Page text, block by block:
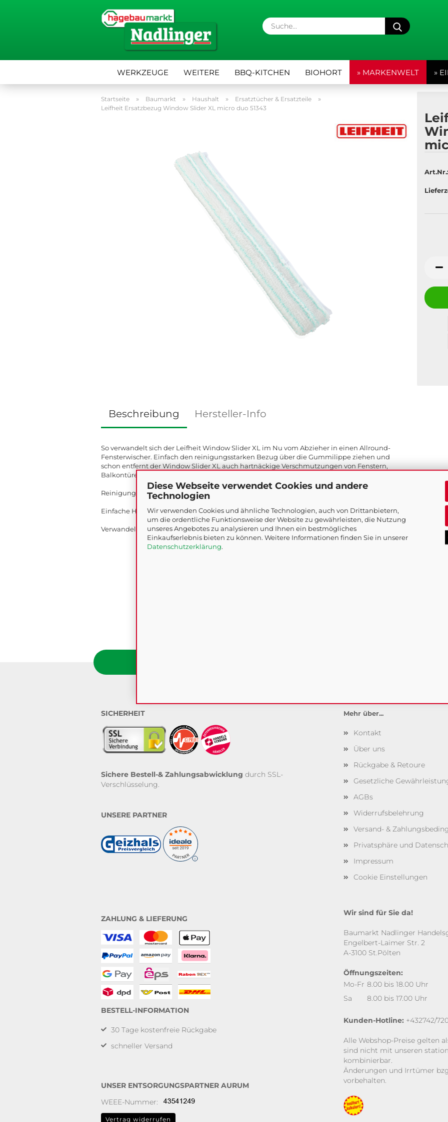
Diese Webseite verwendet Cookies und andere
Technologien
Wir verwenden Cookies und ähnliche Technologien, auch von Drittanbietern,
um die ordentliche Funktionsweise der Website zu gewährleisten, die Nutzung
unseres Angebotes zu analysieren und Ihnen ein bestmögliches
Einkaufserlebnis bieten zu können. Weitere Informationen finden Sie in unserer
Datenschutzerklärung.
Suche...
WERKZEUGE BBQ-KITCHEN BIOHORT » MARKENWELT »
WEITERE
Startseite » Baumarkt » Haushalt » Ersatztücher & Ersatzteile »
Leifheit Ersatzbezug Window Slider XL micro duo 51343
Art.Nr.:
Beschreibung Hersteller-Info
So verwandelt sich der Leifheit Window Slider XL im Nu vom Abzieher in einen Allround-
Fensterwischer. Einfach den reinigungsstarken Bezug über die Gummilippe ziehen und
schon entfernt der Window Slider XL auch hartnäckige Verschmutzungen von Fenstern,
Balkontüren und Wintergärten. Die Wischbreite beträgt 40 cm.
Reinigungsstarker Bezug für den Leifheit Window Slider XL
Einfache Handhabung
Verwandelt den Abzieher in einen Fensterwischer
SICHERHEIT
Sichere Bestell-& Zahlungsabwicklung durch SSL-
Verschlüsselung.
UNSERE PARTNER
Mehr über...
Kontakt
Über uns
Rückgabe & Retoure
Gesetzliche
AGBs
Widerrufsbelehrung
Versand- &
Privatsphäre und
Impressum
Cookie Einstellungen
ZAHLUNG & LIEFERUNG
BESTELL-INFORMATION
30 Tage kostenfreie Rückgabe
schneller Versand
UNSER ENTSORGUNGSPARTNER AURUM
WEEE-Nummer:
Wir sind für Sie da!
Baumarkt Nadlinger
Engelbert-Laimer Str. 2
A-3100 St.Pölten
Öffnungszeiten:
Mo-Fr 8.00 bis 18.00 Uhr
Sa
8.00 bis 17.00 Uhr
Kunden-Hotline: +432742/
Alle Webshop-Preise gelten
sind nicht mit unseren
kombinierbar.
Änderungen und Irrtümer
vorbehalten.
Vertrag widerrufen